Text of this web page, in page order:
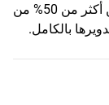
المعاد تدويره بعد الاستهلاك. العبوة مصنوعة من أكثر من 50% من
بالكامل.